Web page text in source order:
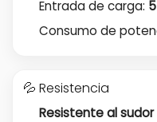
Entrada de carga:
Consumo de
💦 Resistencia
Resistente al sudor